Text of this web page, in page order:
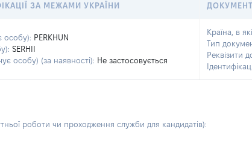
ЗА МЕЖАМИ УКРАЇНИ
особу): PERKHUN
SERHII
особу) (за наявності): Не застосовується
Країна, в
Тип
Реквізити
роботи чи проходження служби для кандидатів):